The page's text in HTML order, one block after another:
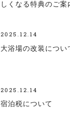
しくなる特典のご案
2025.12.14
大浴場の改装につい
2025.12.14
宿泊税について